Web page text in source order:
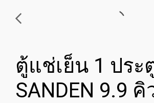
ตู้แช่เย็น 1 ประ
SANDEN 9.9 คิ